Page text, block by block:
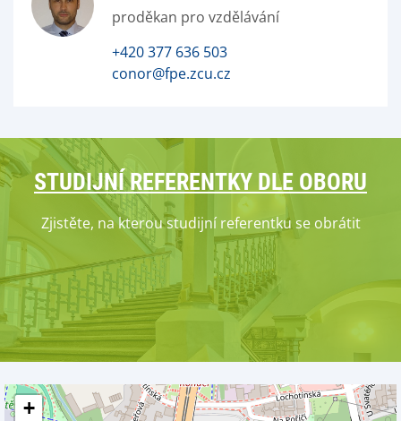
proděkan pro vzdělávání
+420 377 636 503
conor@fpe.zcu.cz
STUDIJNÍ REFERENTKY DLE OBORU
Zjistěte, na kterou studijní referentku se obrátit
+